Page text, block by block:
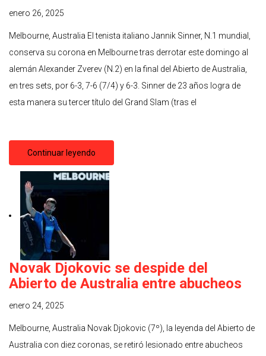
enero 26, 2025
Melbourne, Australia El tenista italiano Jannik Sinner, N.1 mundial,
conserva su corona en Melbourne tras derrotar este domingo al
alemán Alexander Zverev (N.2) en la final del Abierto de Australia,
en tres sets, por 6-3, 7-6 (7/4) y 6-3. Sinner de 23 años logra de
esta manera su tercer título del Grand Slam (tras el
Continuar leyendo
Novak Djokovic se despide del
Abierto de Australia entre abucheos
enero 24, 2025
Melbourne, Australia Novak Djokovic (7º), la leyenda del Abierto de
Australia con diez coronas, se retiró lesionado entre abucheos